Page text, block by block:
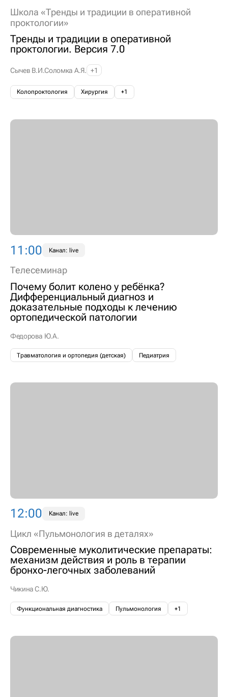
Школа «Тренды и традиции в оперативной
проктологии»
Тренды и традиции в оперативной
проктологии. Версия 7.0
Сычев В.И.Соломка А.Я. +1
Колопроктология Хирургия +1
11:00 Канал: live
Телесеминар
Почему болит колено у ребёнка?
Дифференциальный диагноз и
доказательные подходы к лечению
ортопедической патологии
Федорова Ю.А.
Травматология и ортопедия (детская) Педиатрия
12:00 Канал: live
Цикл «Пульмонология в деталях»
Современные муколитические препараты:
механизм действия и роль в терапии
бронхо-легочных заболеваний
Чикина С.Ю.
Функциональная диагностика Пульмонология +1